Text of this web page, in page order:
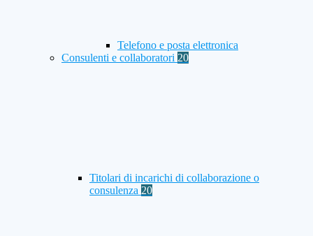
Telefono e posta elettronica
Consulenti e collaboratori 20
Titolari di incarichi di collaborazione o
consulenza 20